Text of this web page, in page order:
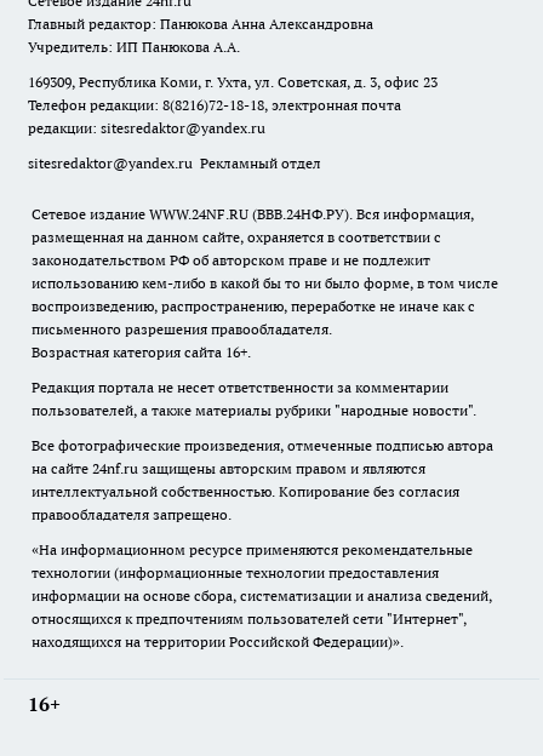
Главный редактор: Панюкова Анна Александровна
Учредитель: ИП Панюкова А.А.
169309, Республика Коми, г. Ухта, ул. Советская, д. 3, офис 23
Телефон редакции: 8(8216)72-18-18, электронная почта
редакции: sitesredaktor@yandex.ru
sitesredaktor@yandex.ru Рекламный отдел
Сетевое издание WWW.24NF.RU (ВВВ.24НФ.РУ). Вся информация,
размещенная на данном сайте, охраняется в соответствии с
законодательством РФ об авторском праве и не подлежит
использованию кем-либо в какой бы то ни было форме, в том числе
воспроизведению, распространению, переработке не иначе как с
письменного разрешения правообладателя.
Возрастная категория сайта 16+.
Редакция портала не несет ответственности за комментарии
пользователей, а также материалы рубрики "народные новости".
Все фотографические произведения, отмеченные подписью автора
на сайте 24nf.ru защищены авторским правом и являются
интеллектуальной собственностью. Копирование без согласия
правообладателя запрещено.
«На информационном ресурсе применяются рекомендательные
технологии (информационные технологии предоставления
информации на основе сбора, систематизации и анализа сведений,
относящихся к предпочтениям пользователей сети "Интернет",
находящихся на территории Российской Федерации)».
16+